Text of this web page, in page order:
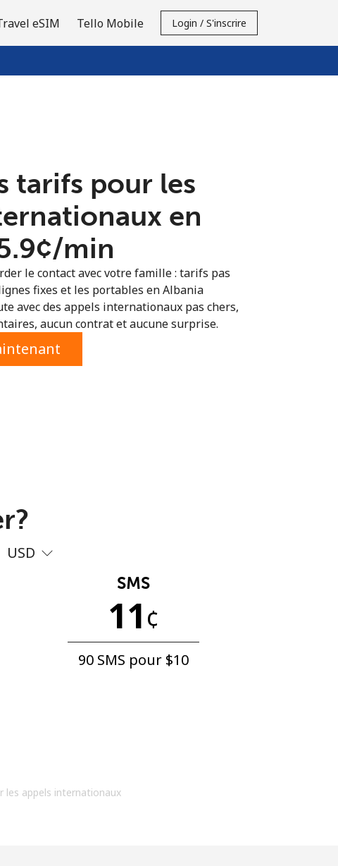
eSIM Tello Mobile Login / S'inscrire
tarifs pour les
en
min
le contact avec votre famille : tarifs pas
fixes et les portables en Albania
avec des appels internationaux pas chers,
aucun contrat et aucune surprise.
USD
SMS
11¢
90 SMS pour ⁦$10⁩
les appels internationaux